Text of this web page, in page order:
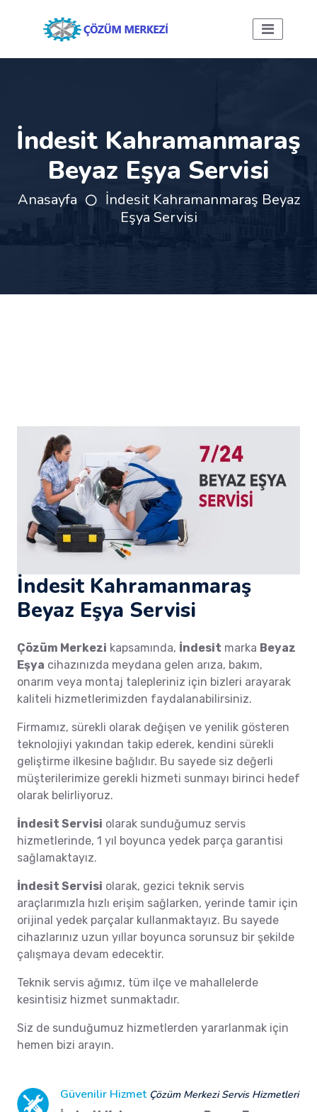
İndesit Kahramanmaraş
Beyaz Eşya Servisi
Anasayfa
İndesit Kahramanmaraş Beyaz
Eşya Servisi
İndesit Kahramanmaraş
Beyaz Eşya Servisi
Çözüm Merkezi kapsamında, İndesit marka Beyaz
Eşya cihazınızda meydana gelen arıza, bakım,
onarım veya montaj talepleriniz için bizleri arayarak
kaliteli hizmetlerimizden faydalanabilirsiniz.
Firmamız, sürekli olarak değişen ve yenilik gösteren
teknolojiyi yakından takip ederek, kendini sürekli
geliştirme ilkesine bağlıdır. Bu sayede siz değerli
müşterilerimize gerekli hizmeti sunmayı birinci hedef
olarak belirliyoruz.
İndesit Servisi olarak sunduğumuz servis
hizmetlerinde, 1 yıl boyunca yedek parça garantisi
sağlamaktayız.
İndesit Servisi olarak, gezici teknik servis
araçlarımızla hızlı erişim sağlarken, yerinde tamir için
orijinal yedek parçalar kullanmaktayız. Bu sayede
cihazlarınız uzun yıllar boyunca sorunsuz bir şekilde
çalışmaya devam edecektir.
Teknik servis ağımız, tüm ilçe ve mahallelerde
kesintisiz hizmet sunmaktadır.
Siz de sunduğumuz hizmetlerden yararlanmak için
hemen bizi arayın.
Güvenilir Hizmet Çözüm Merkezi Servis Hizmetleri